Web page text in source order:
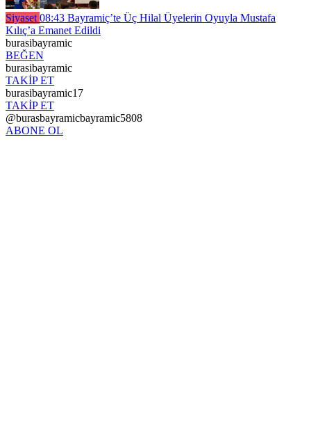
Siyaset 08:43 Bayramiç’te Üç Hilal Üyelerin Oyuyla Mustafa
Kılıç’a Emanet Edildi
burasibayramic
BEĞEN
burasibayramic
TAKİP ET
burasibayramic17
TAKİP ET
@burasbayramicbayramic5808
ABONE OL